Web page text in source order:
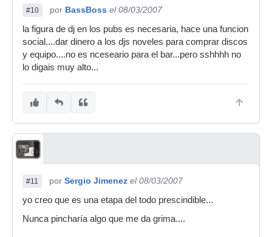
#10 por BassBoss el 08/03/2007
la figura de dj en los pubs es necesaria, hace una funcion
social....dar dinero a los djs noveles para comprar discos
y equipo....no es nceseario para el bar...pero sshhhh no
lo digais muy alto...
#11 por Sergio Jimenez el 08/03/2007
yo creo que es una etapa del todo prescindible...
Nunca pincharía algo que me da grima....